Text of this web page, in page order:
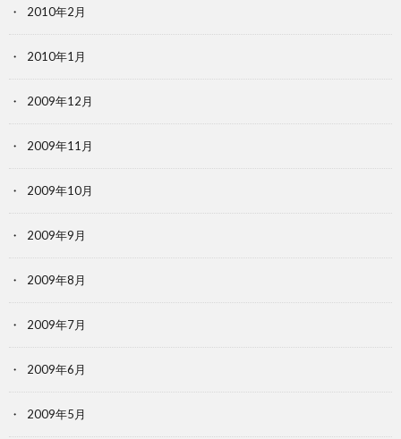
2010年2月
2010年1月
2009年12月
2009年11月
2009年10月
2009年9月
2009年8月
2009年7月
2009年6月
2009年5月